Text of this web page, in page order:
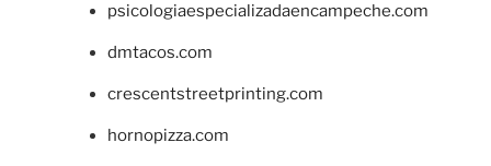
psicologiaespecializadaencampeche.com
dmtacos.com
crescentstreetprinting.com
hornopizza.com